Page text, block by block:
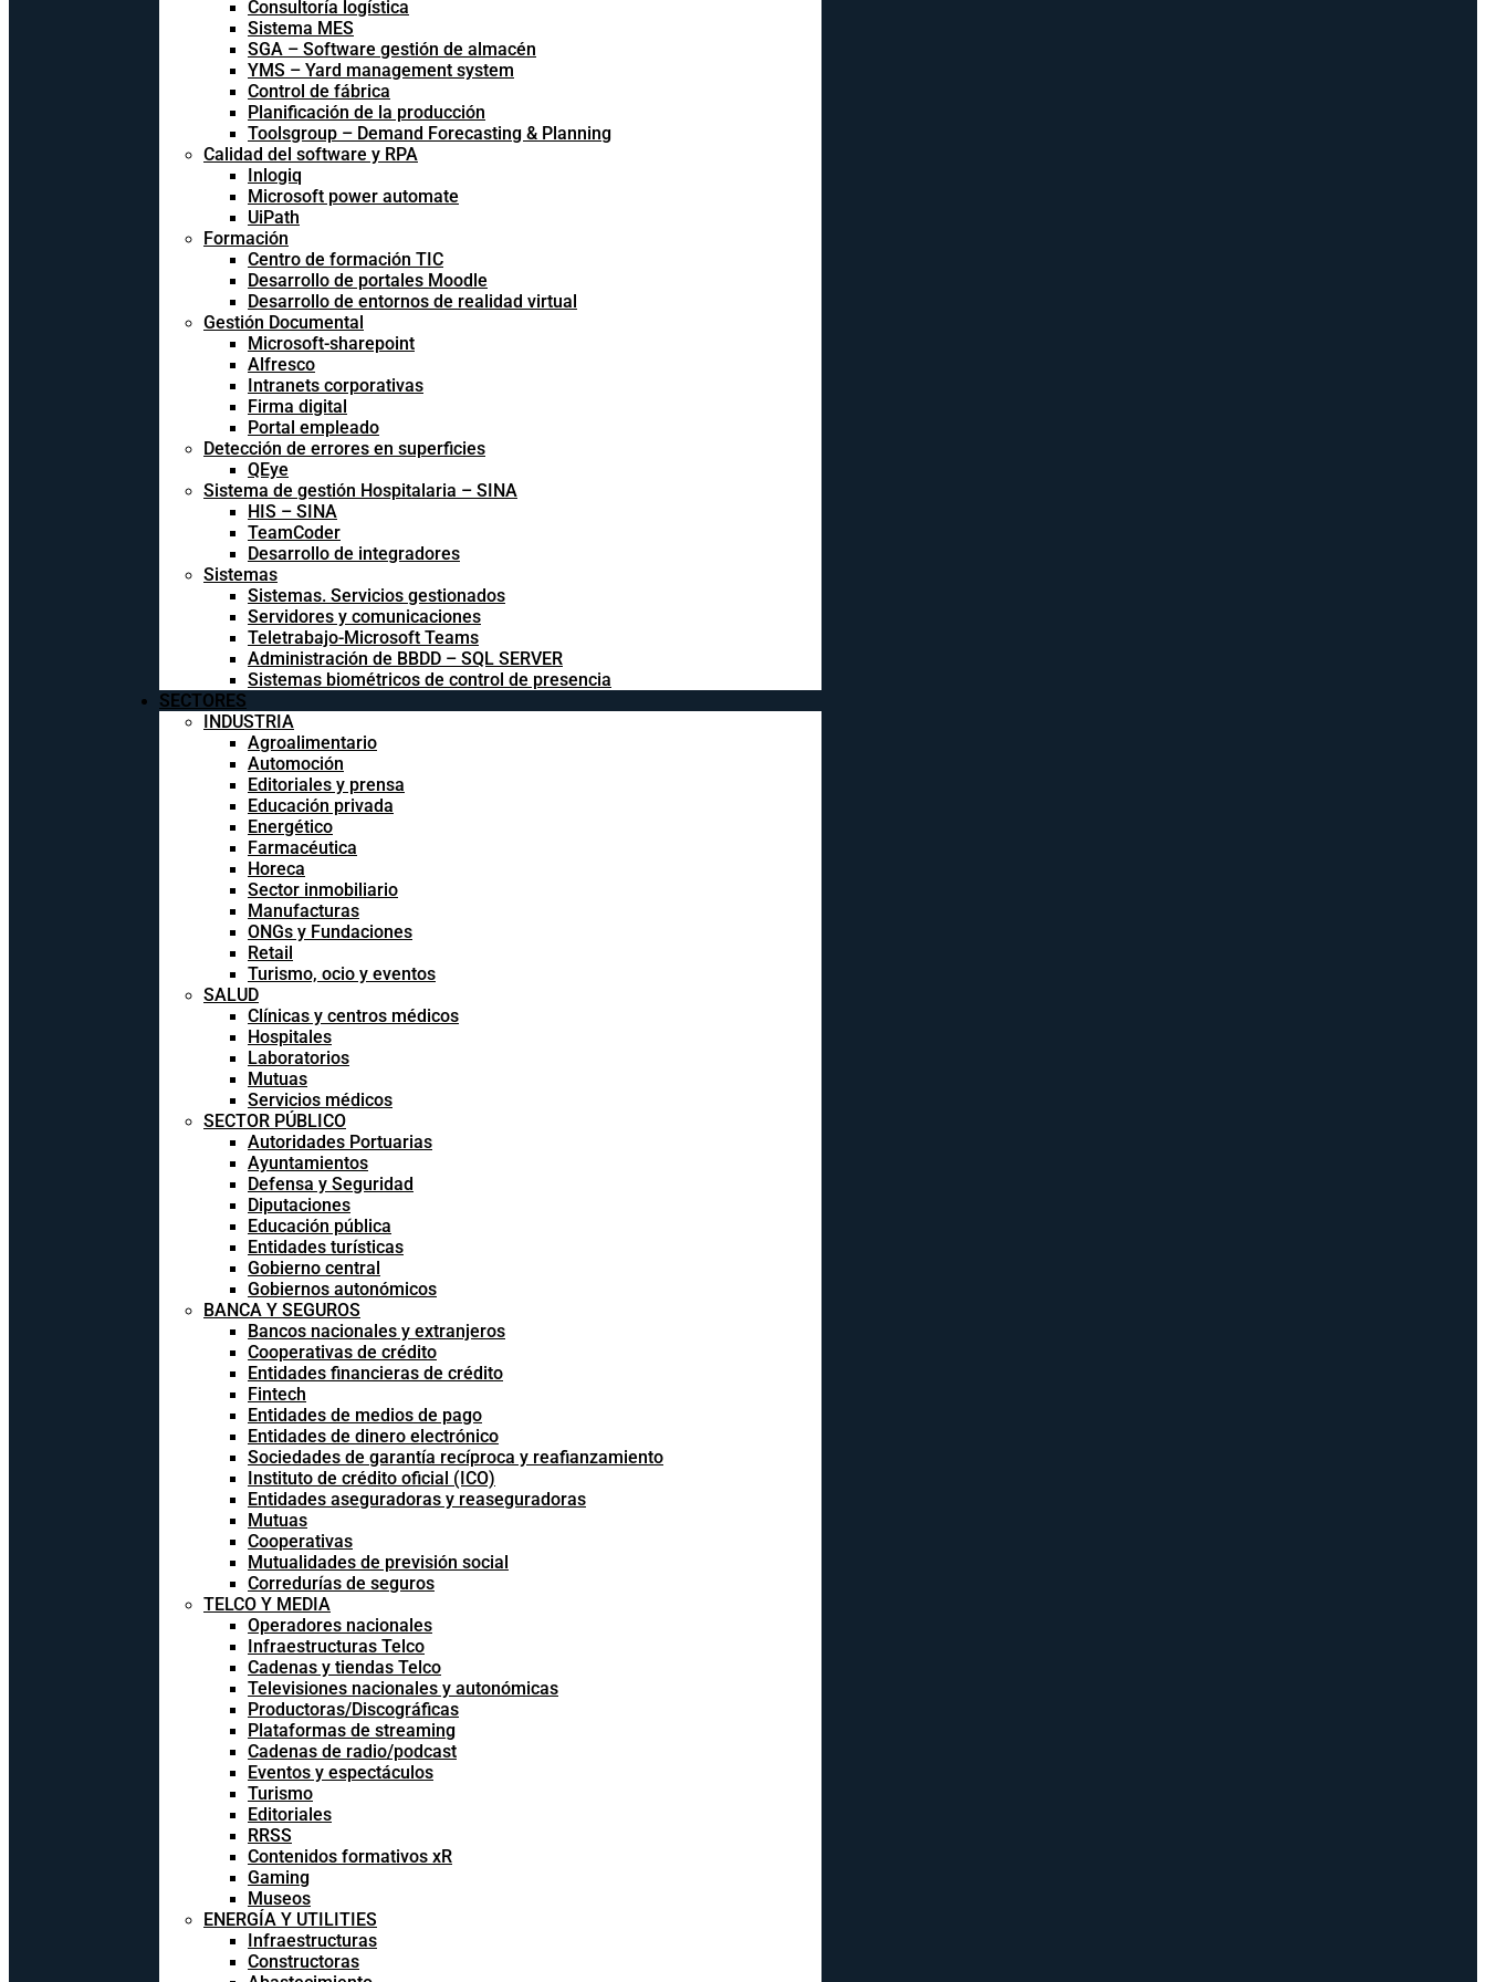
Consultoría logística
Sistema MES
SGA – Software gestión de almacén
YMS – Yard management system
Control de fábrica
Planificación de la producción
Toolsgroup – Demand Forecasting & Planning
Calidad del software y RPA
Inlogiq
Microsoft power automate
UiPath
Formación
Centro de formación TIC
Desarrollo de portales Moodle
Desarrollo de entornos de realidad virtual
Gestión Documental
Microsoft-sharepoint
Alfresco
Intranets corporativas
Firma digital
Portal empleado
Detección de errores en superficies
QEye
Sistema de gestión Hospitalaria – SINA
HIS – SINA
TeamCoder
Desarrollo de integradores
Sistemas
Sistemas. Servicios gestionados
Servidores y comunicaciones
Teletrabajo-Microsoft Teams
Administración de BBDD – SQL SERVER
Sistemas biométricos de control de presencia
SECTORES
INDUSTRIA
Agroalimentario
Automoción
Editoriales y prensa
Educación privada
Energético
Farmacéutica
Horeca
Sector inmobiliario
Manufacturas
ONGs y Fundaciones
Retail
Turismo, ocio y eventos
SALUD
Clínicas y centros médicos
Hospitales
Laboratorios
Mutuas
Servicios médicos
SECTOR PÚBLICO
Autoridades Portuarias
Ayuntamientos
Defensa y Seguridad
Diputaciones
Educación pública
Entidades turísticas
Gobierno central
Gobiernos autonómicos
BANCA Y SEGUROS
Bancos nacionales y extranjeros
Cooperativas de crédito
Entidades financieras de crédito
Fintech
Entidades de medios de pago
Entidades de dinero electrónico
Sociedades de garantía recíproca y reafianzamiento
Instituto de crédito oficial (ICO)
Entidades aseguradoras y reaseguradoras
Mutuas
Cooperativas
Mutualidades de previsión social
Corredurías de seguros
TELCO Y MEDIA
Operadores nacionales
Infraestructuras Telco
Cadenas y tiendas Telco
Televisiones nacionales y autonómicas
Productoras/Discográficas
Plataformas de streaming
Cadenas de radio/podcast
Eventos y espectáculos
Turismo
Editoriales
RRSS
Contenidos formativos xR
Gaming
Museos
ENERGÍA Y UTILITIES
Infraestructuras
Constructoras